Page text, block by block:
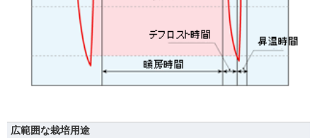
広範囲な栽培用途